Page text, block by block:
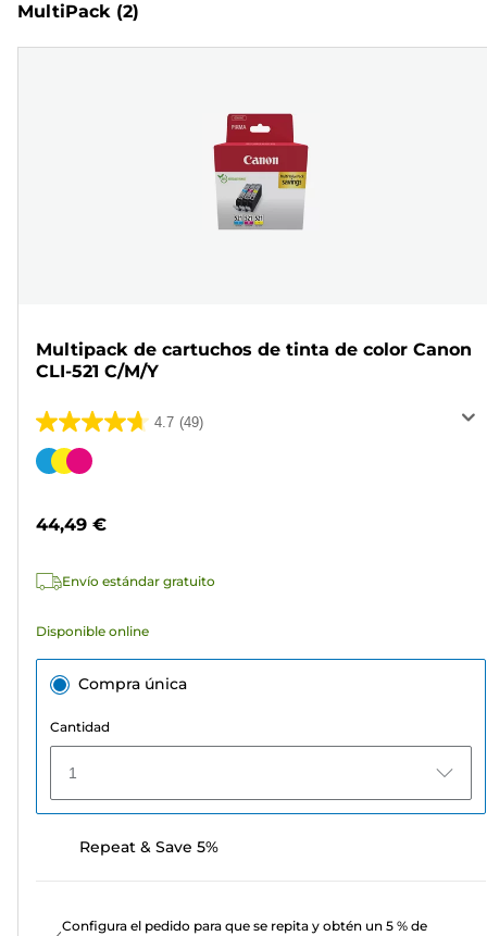
MultiPack (2)
Multipack de cartuchos de tinta de color Canon
CLI-521 C/M/Y
4.7 (49)
4.7
de
Cartucho
44,49 €
Envío estándar gratuito
Disponible online
Compra única
Cantidad
1
Repeat & Save 5%
Configura el pedido para que se repita y obtén un 5 % de